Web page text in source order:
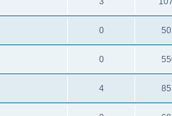
0
0
4